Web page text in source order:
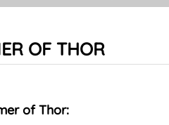
OF THOR
of Thor: